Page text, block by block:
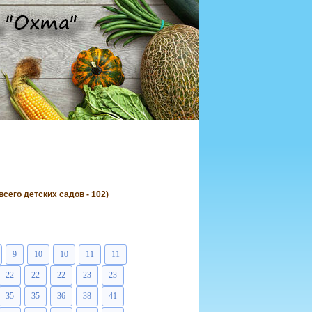
детских садов - 102)
9 10 10 11 11
22 22 22 23 23
35 35 36 38 41